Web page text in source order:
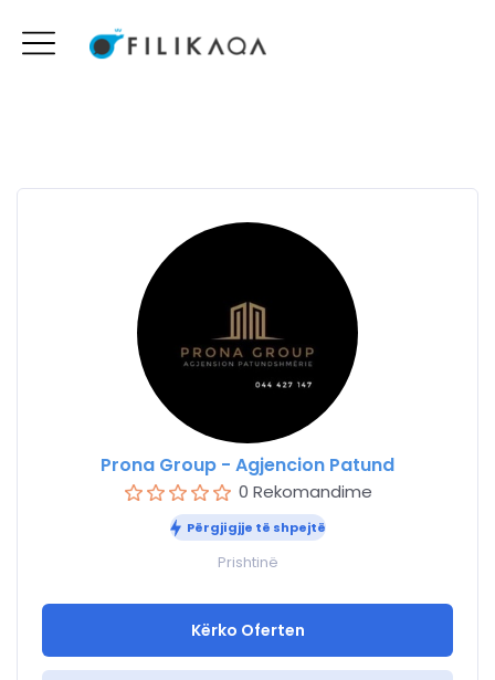
Prona Group - Agjencion Patund
0 Rekomandime
Përgjigjje të shpejtë
Prishtinë
Kërko Oferten